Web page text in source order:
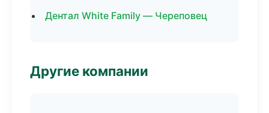
Дентал White Family — Череповец
Другие компании